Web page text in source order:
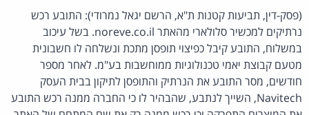
(פסק-דין, תביעות קטנות ת"א, הרשם יגאל נמרודי): התובע רכש
נרתיקים למכשיר סלולארי מהאתר noreve.co.il. בשל עיכוב
במשלוח, התובע קיבל כפיצוי תופסן מתכת ונשלחה לו חשבונית
מטעם קבוצת יאמי טכנולוגיות ממוחשבות בע"מ. לאחר מספר
חודשים, מסר התובע את הנרתיק והתופסן לתיקון בבית העסק
Navitech, השייך לנתבע, שהבהיר לו כי החברה ממנה רכש התובע